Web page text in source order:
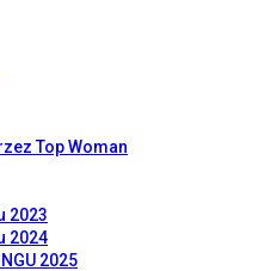
Top Woman
2023
2024
2025